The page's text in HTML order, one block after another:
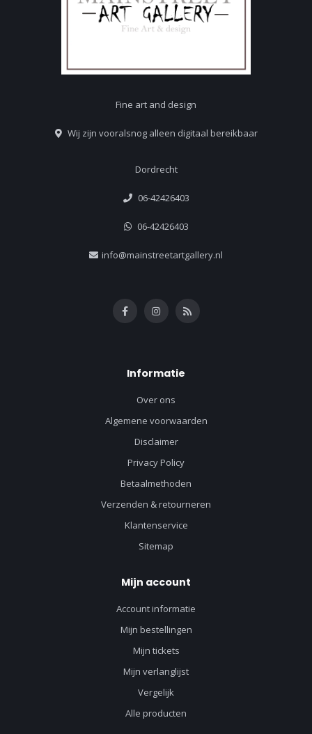
Fine art and design
Wij zijn vooralsnog alleen digitaal bereikbaar
Dordrecht
06-42426403
06-42426403
info@mainstreetartgallery.nl
Informatie
Over ons
Algemene voorwaarden
Disclaimer
Privacy Policy
Betaalmethoden
Verzenden & retourneren
Klantenservice
Sitemap
Mijn account
Account informatie
Mijn bestellingen
Mijn tickets
Mijn verlanglijst
Vergelijk
Alle producten